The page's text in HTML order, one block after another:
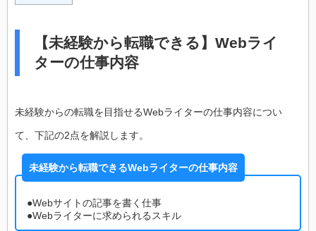
【未経験から転職できる】Webライ
ターの仕事内容
未経験からの転職を目指せるWebライターの仕事内容につい
て、下記の2点を解説します。
未経験から転職できるWebライターの仕事内容
●Webサイトの記事を書く仕事
●Webライターに求められるスキル